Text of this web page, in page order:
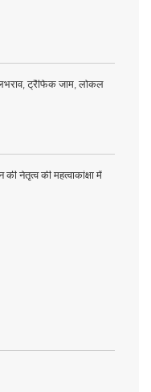
ट्रैफिक जाम, लोकल
नेतृत्व की महत्वाकांक्षा में